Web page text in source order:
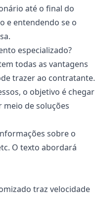
até o final do
e entendendo se o
especializado?
todas as vantagens
trazer ao contratante.
o objetivo é chegar
de soluções
sobre o
O texto abordará
traz velocidade